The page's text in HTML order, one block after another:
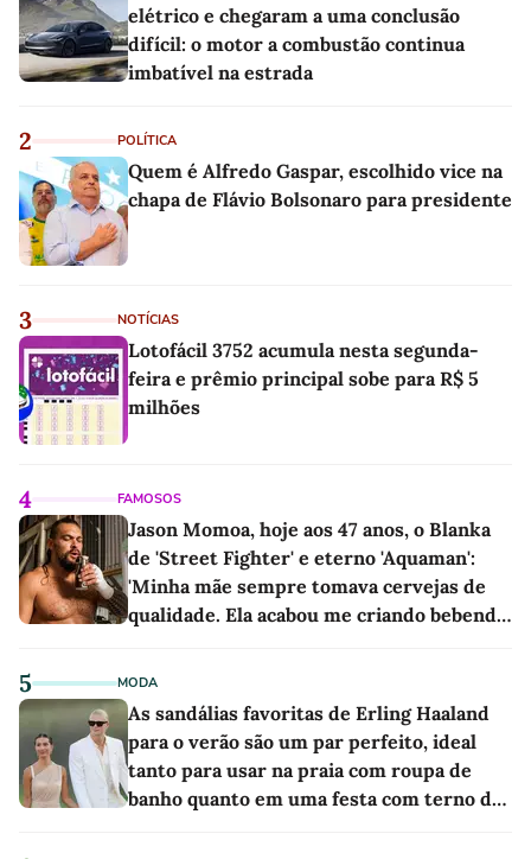
elétrico e chegaram a uma conclusão
difícil: o motor a combustão continua
imbatível na estrada
2 POLÍTICA
Quem é Alfredo Gaspar, escolhido vice na
chapa de Flávio Bolsonaro para presidente
3 NOTÍCIAS
Lotofácil 3752 acumula nesta segunda-
feira e prêmio principal sobe para R$ 5
milhões
4 FAMOSOS
Jason Momoa, hoje aos 47 anos, o Blanka
de 'Street Fighter' e eterno 'Aquaman':
'Minha mãe sempre tomava cervejas de
qualidade. Ela acabou me criando bebendo
5 MODA
As sandálias favoritas de Erling Haaland
para o verão são um par perfeito, ideal
tanto para usar na praia com roupa de
banho quanto em uma festa com terno de